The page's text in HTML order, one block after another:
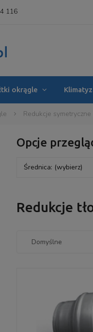
116
okrągle
Redukcje symetryczne
Opcje
Średnica: (wybierz)
Redukcje